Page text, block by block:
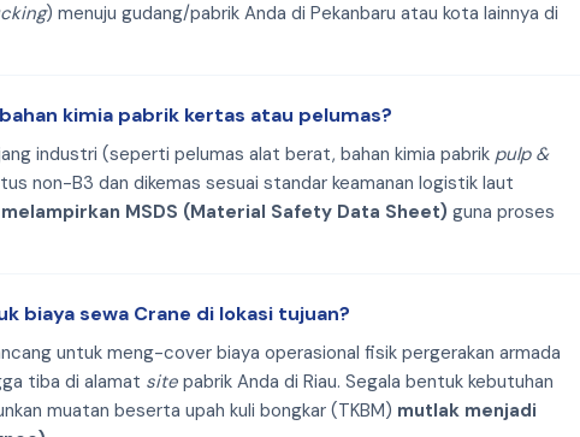
) menuju gudang/pabrik Anda di Pekanbaru atau kota lainnya di
kimia pabrik kertas atau pelumas?
industri (seperti pelumas alat berat, bahan kimia pabrik pulp &
non-B3 dan dikemas sesuai standar keamanan logistik laut
MSDS (Material Safety Data Sheet) guna proses
biaya sewa Crane di lokasi tujuan?
untuk meng-cover biaya operasional fisik pergerakan armada
tiba di alamat site pabrik Anda di Riau. Segala bentuk kebutuhan
muatan beserta upah kuli bongkar (TKBM) mutlak menjadi